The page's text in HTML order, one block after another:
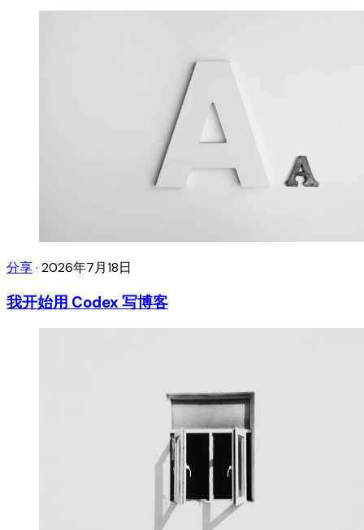
分享· 2026年7月18日
我开始用 Codex 写博客